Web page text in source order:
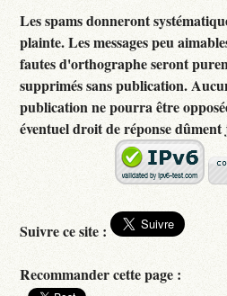
Les spams donneront
plainte. Les messages peu
fautes d'orthographe seront
supprimés sans publication.
publication ne pourra être
éventuel droit de réponse
Suivre ce site :
Recommander cette page :